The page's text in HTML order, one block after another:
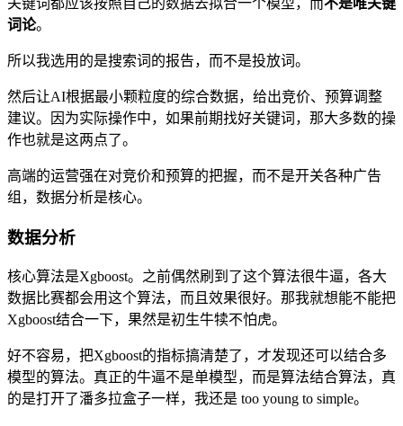
关键词都应该按照自己的数据去拟合一个模型，而不是唯关键
词论。
所以我选用的是搜索词的报告，而不是投放词。
然后让AI根据最小颗粒度的综合数据，给出竞价、预算调整
建议。因为实际操作中，如果前期找好关键词，那大多数的操
作也就是这两点了。
高端的运营强在对竞价和预算的把握，而不是开关各种广告
组，数据分析是核心。
数据分析
核心算法是Xgboost。之前偶然刷到了这个算法很牛逼，各大
数据比赛都会用这个算法，而且效果很好。那我就想能不能把
Xgboost结合一下，果然是初生牛犊不怕虎。
好不容易，把Xgboost的指标搞清楚了，才发现还可以结合多
模型的算法。真正的牛逼不是单模型，而是算法结合算法，真
的是打开了潘多拉盒子一样，我还是 too young to simple。